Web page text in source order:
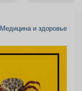
Медицина и здоровье